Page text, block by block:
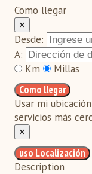
Como llegar
×
Desde:
A:
Km
Millas
Como llegar
Usar mi
servicios más
×
uso Localización
Description